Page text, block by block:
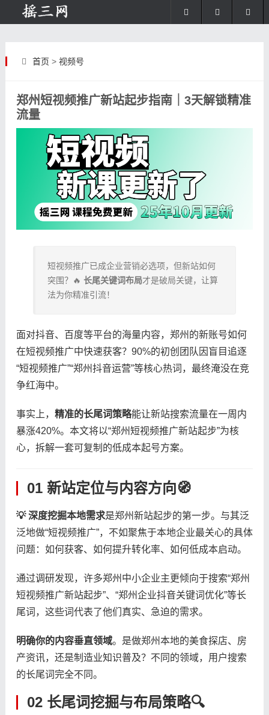
首页 > 视频号
郑州短视频推广新站起步指南｜3天解锁精准
流量
短视频推广已成企业营销必选项，但新站如何
突围？🔥 ​ ​长尾关键词布局​​才是破局关键，让算
法为你精准引流！
面对抖音、百度等平台的海量内容，郑州的新账号如何
在短视频推广中快速获客？90%的初创团队因盲目追逐
“短视频推广”“郑州抖音运营”等核心热词，最终淹没在竞
争红海中。
事实上，​ ​精准的长尾词策略​​能让新站搜索流量在一周内
暴涨420%。本文将以“郑州短视频推广新站起步”为核
心，拆解一套可复制的低成本起号方案。
01 新站定位与内容方向🧭
​💡 深度挖掘本地需求​​是郑州新站起步的第一步。与其泛
泛地做“短视频推广”，不如聚焦于本地企业最关心的具体
问题：如何获客、如何提升转化率、如何低成本启动。
通过调研发现，许多郑州中小企业主更倾向于搜索“郑州
短视频推广新站起步”、“郑州企业抖音关键词优化”等长
尾词，这些词代表了他们真实、急迫的需求。
​明确你的内容垂直领域​​。是做郑州本地的美食探店、房
产资讯，还是制造业知识普及？不同的领域，用户搜索
的长尾词完全不同。
02 长尾词挖掘与布局策略🔍